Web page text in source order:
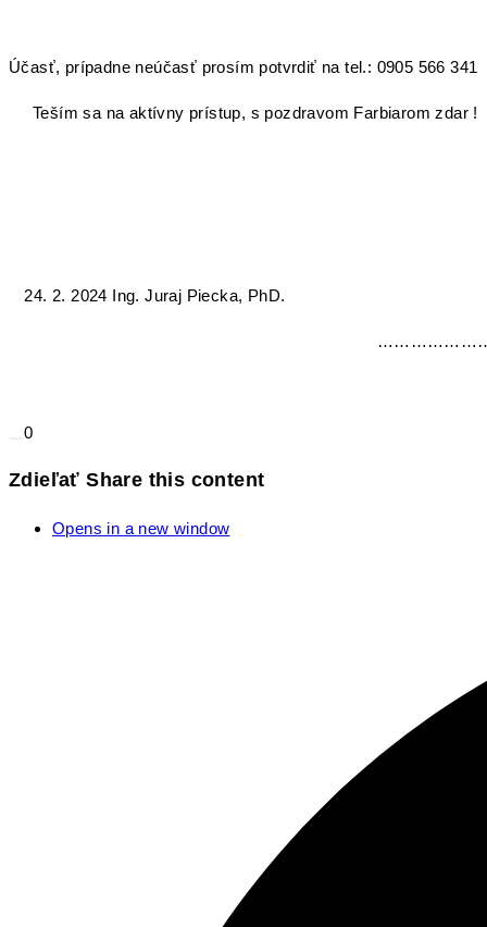
Účasť, prípadne neúčasť prosím potvrdiť na tel.: 0905 566 341
Teším sa na aktívny prístup, s pozdravom Farbiarom zdar !
2. 2024 Ing. Juraj Piecka, PhD.
0
Zdieľať Share this content
Opens in a new window